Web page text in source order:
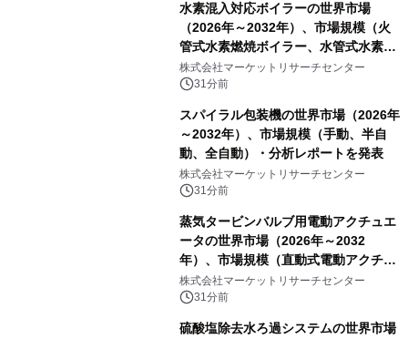
水素混入対応ボイラーの世界市場
（2026年～2032年）、市場規模（火
管式水素燃焼ボイラー、水管式水素燃
焼ボイラー、その他）・分析レポート
を発表
株式会社マーケットリサーチセンター
31分前
スパイラル包装機の世界市場（2026年
～2032年）、市場規模（手動、半自
動、全自動）・分析レポートを発表
株式会社マーケットリサーチセンター
31分前
蒸気タービンバルブ用電動アクチュエ
ータの世界市場（2026年～2032
年）、市場規模（直動式電動アクチュ
エータ、回転式電動アクチュエー
タ）・分析レポートを発表
株式会社マーケットリサーチセンター
31分前
硫酸塩除去水ろ過システムの世界市場